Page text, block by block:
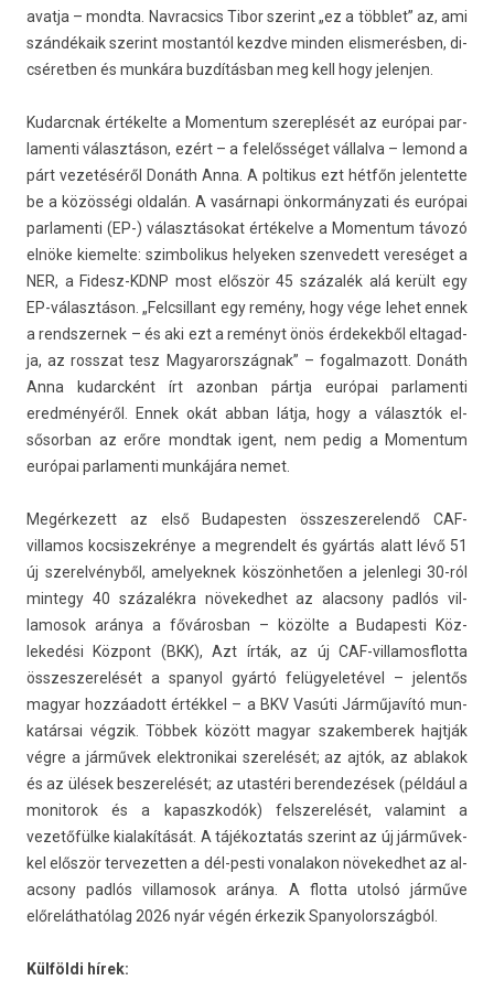
avat­ja – mondta. Nav­racsics Tibor szerint „ez a többlet” az, ami
szándékaik szerint mos­tantól kezdve mind­en elis­merésb­en, di­
cséretb­en és munkára buzdításban meg kell hogy jelenj­en.
Kudarcnak értékelte a Momen­tum szerep­lését az európai par­
lamen­ti választáson, ezért – a felelősséget vál­lalva – lemond a
párt vezetéséről Donáth Anna. A pol­tikus ezt hétfőn jelen­tette
be a közösségi oldalán. A vasárnapi önkor­mányzati és európai
par­lamen­ti (EP-) választásokat értékelve a Momen­tum távozó
elnöke kiemel­te: szim­bolikus helyek­en szen­vedett vereséget a
NER, a Fidesz-KDNP most először 45 százalék alá került egy
EP-választáson. „Felcsil­lant egy remény, hogy vége lehet ennek
a re­ndszer­nek – és aki ezt a reményt önös érdekek­ből el­tagad­
ja, az rosszat tesz Magyarország­nak” – fogal­mazott. Donáth
Anna kudarcként írt azon­ban pártja európai par­lamen­ti
eredményéről. Ennek okát abban látja, hogy a választók el­
sősor­ban az erőre mondtak igent, nem pedig a Momen­tum
európai par­lamen­ti munkájára nemet.
Megér­kezett az első Budapest­en összes­zerelendő CAF-
villamos koc­siszek­rénye a meg­rendelt és gyártás alatt lévő 51
új szerel­vényből, amelyek­nek köszönhetően a jelen­legi 30-ról
min­tegy 40 százalékra növeked­het az al­ac­sony padlós vil­
lamosok aránya a főváros­ban – közölte a Budapes­ti Köz­
lekedési Központ (BKK), Azt írták, az új CAF-villamosflotta
összes­zerelését a spanyol gyártó felügyeletével – jelen­tős
magyar hozzáadott értékkel – a BKV Vasúti Járműjavító mun­
katár­sai végzik. Többek között magyar szakem­berek hajtják
végre a járművek elektronikai szerelését; az ajtók, az ab­lakok
és az ülések be­szerelését; az utastéri be­ren­dezések (például a
monitorok és a kapaszkodók) felszerelését, valamint a
vezetőfülke kialakítását. A tájékoz­tatás szerint az új jár­művek­
kel először ter­vezett­en a dél-pesti vonalakon növeked­het az al­
ac­sony padlós vil­lamosok aránya. A flot­ta utolsó járműve
előreláthatólag 2026 nyár végén érkezik Spanyolország­ból.
Külföldi hírek: